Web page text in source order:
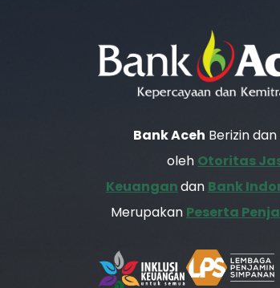
Bank Aceh Berizin
oleh Otoritas
Keuangandan Bank
Merupakan Peserta